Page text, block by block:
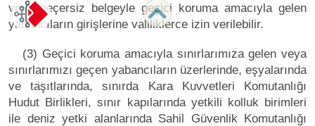
veya geçersiz belgeyle geçici koruma amacıyla gelen
yabancıların girişlerine valiliklerce izin verilebilir.
(3) Geçici koruma amacıyla sınırlarımıza gelen veya
sınırlarımızı geçen yabancıların üzerlerinde, eşyalarında
ve taşıtlarında, sınırda Kara Kuvvetleri Komutanlığı
Hudut Birlikleri, sınır kapılarında yetkili kolluk birimleri
ile deniz yetki alanlarında Sahil Güvenlik Komutanlığı